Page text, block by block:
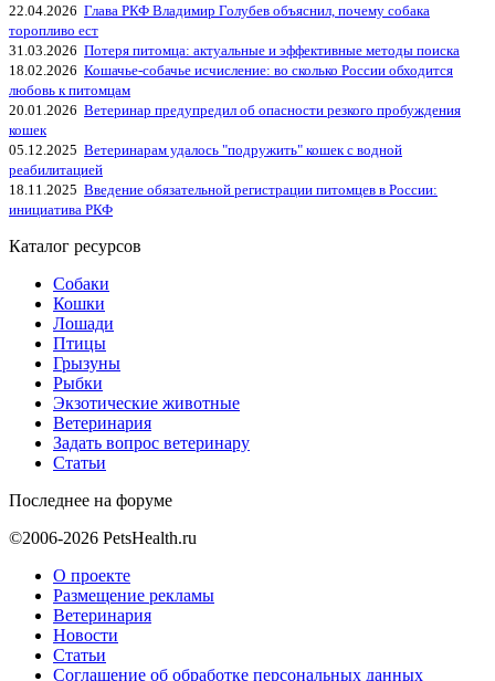
22.04.2026 Глава РКФ Владимир Голубев объяснил, почему собака
торопливо ест
31.03.2026 Потеря питомца: актуальные и эффективные методы поиска
18.02.2026 Кошачье-собачье исчисление: во сколько России обходится
любовь к питомцам
20.01.2026 Ветеринар предупредил об опасности резкого пробуждения
кошек
05.12.2025 Ветеринарам удалось "подружить" кошек с водной
реабилитацией
18.11.2025 Введение обязательной регистрации питомцев в России:
инициатива РКФ
Каталог ресурсов
Собаки
Кошки
Лошади
Птицы
Грызуны
Рыбки
Экзотические животные
Ветеринария
Задать вопрос ветеринару
Статьи
Последнее на форуме
©2006-2026 PetsHealth.ru
О проекте
Размещение рекламы
Ветеринария
Новости
Статьи
Соглашение об обработке персональных данных